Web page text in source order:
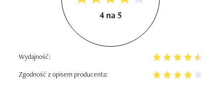
4 na 5
Wydajność:
Zgodność z opisem producenta: